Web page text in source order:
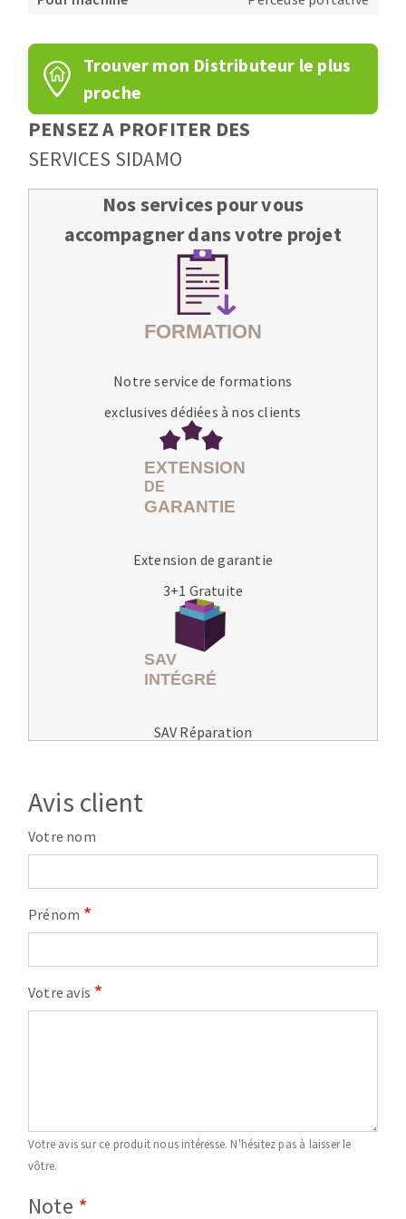
Tours à métaux
Tables
Rubans
Fraise HSS
Forets métaux
Trouver mon Distributeur le plus
proche
PENSEZ A PROFITER DES
SERVICES SIDAMO
Nos services pour vous
accompagner dans votre projet
Notre service de formations
exclusives dédiées à nos clients
Extension de garantie
3+1 Gratuite
SAV Réparation
Avis client
Votre nom
Prénom
Votre avis
Votre avis sur ce produit nous intéresse. N'hésitez pas à laisser le
vôtre.
Note